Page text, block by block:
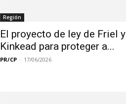
Región
El proyecto de ley de Friel y
Kinkead para proteger a...
PR/CP - 17/06/2026